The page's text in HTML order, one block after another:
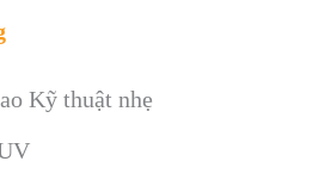
Kỹ thuật nhẹ